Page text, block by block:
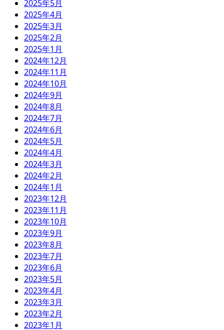
2025年5月
2025年4月
2025年3月
2025年2月
2025年1月
2024年12月
2024年11月
2024年10月
2024年9月
2024年8月
2024年7月
2024年6月
2024年5月
2024年4月
2024年3月
2024年2月
2024年1月
2023年12月
2023年11月
2023年10月
2023年9月
2023年8月
2023年7月
2023年6月
2023年5月
2023年4月
2023年3月
2023年2月
2023年1月